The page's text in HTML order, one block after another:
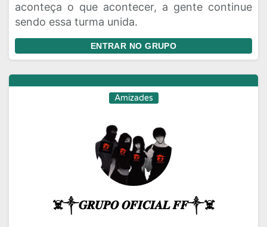
aconteça o que acontecer, a gente continue
sendo essa turma unida.
ENTRAR NO GRUPO
Amizades
☠️༒𝑮𝑹𝑼𝑷𝑶 𝑶𝑭𝑰𝑪𝑰𝑨𝑳 𝑭𝑭༒☠️